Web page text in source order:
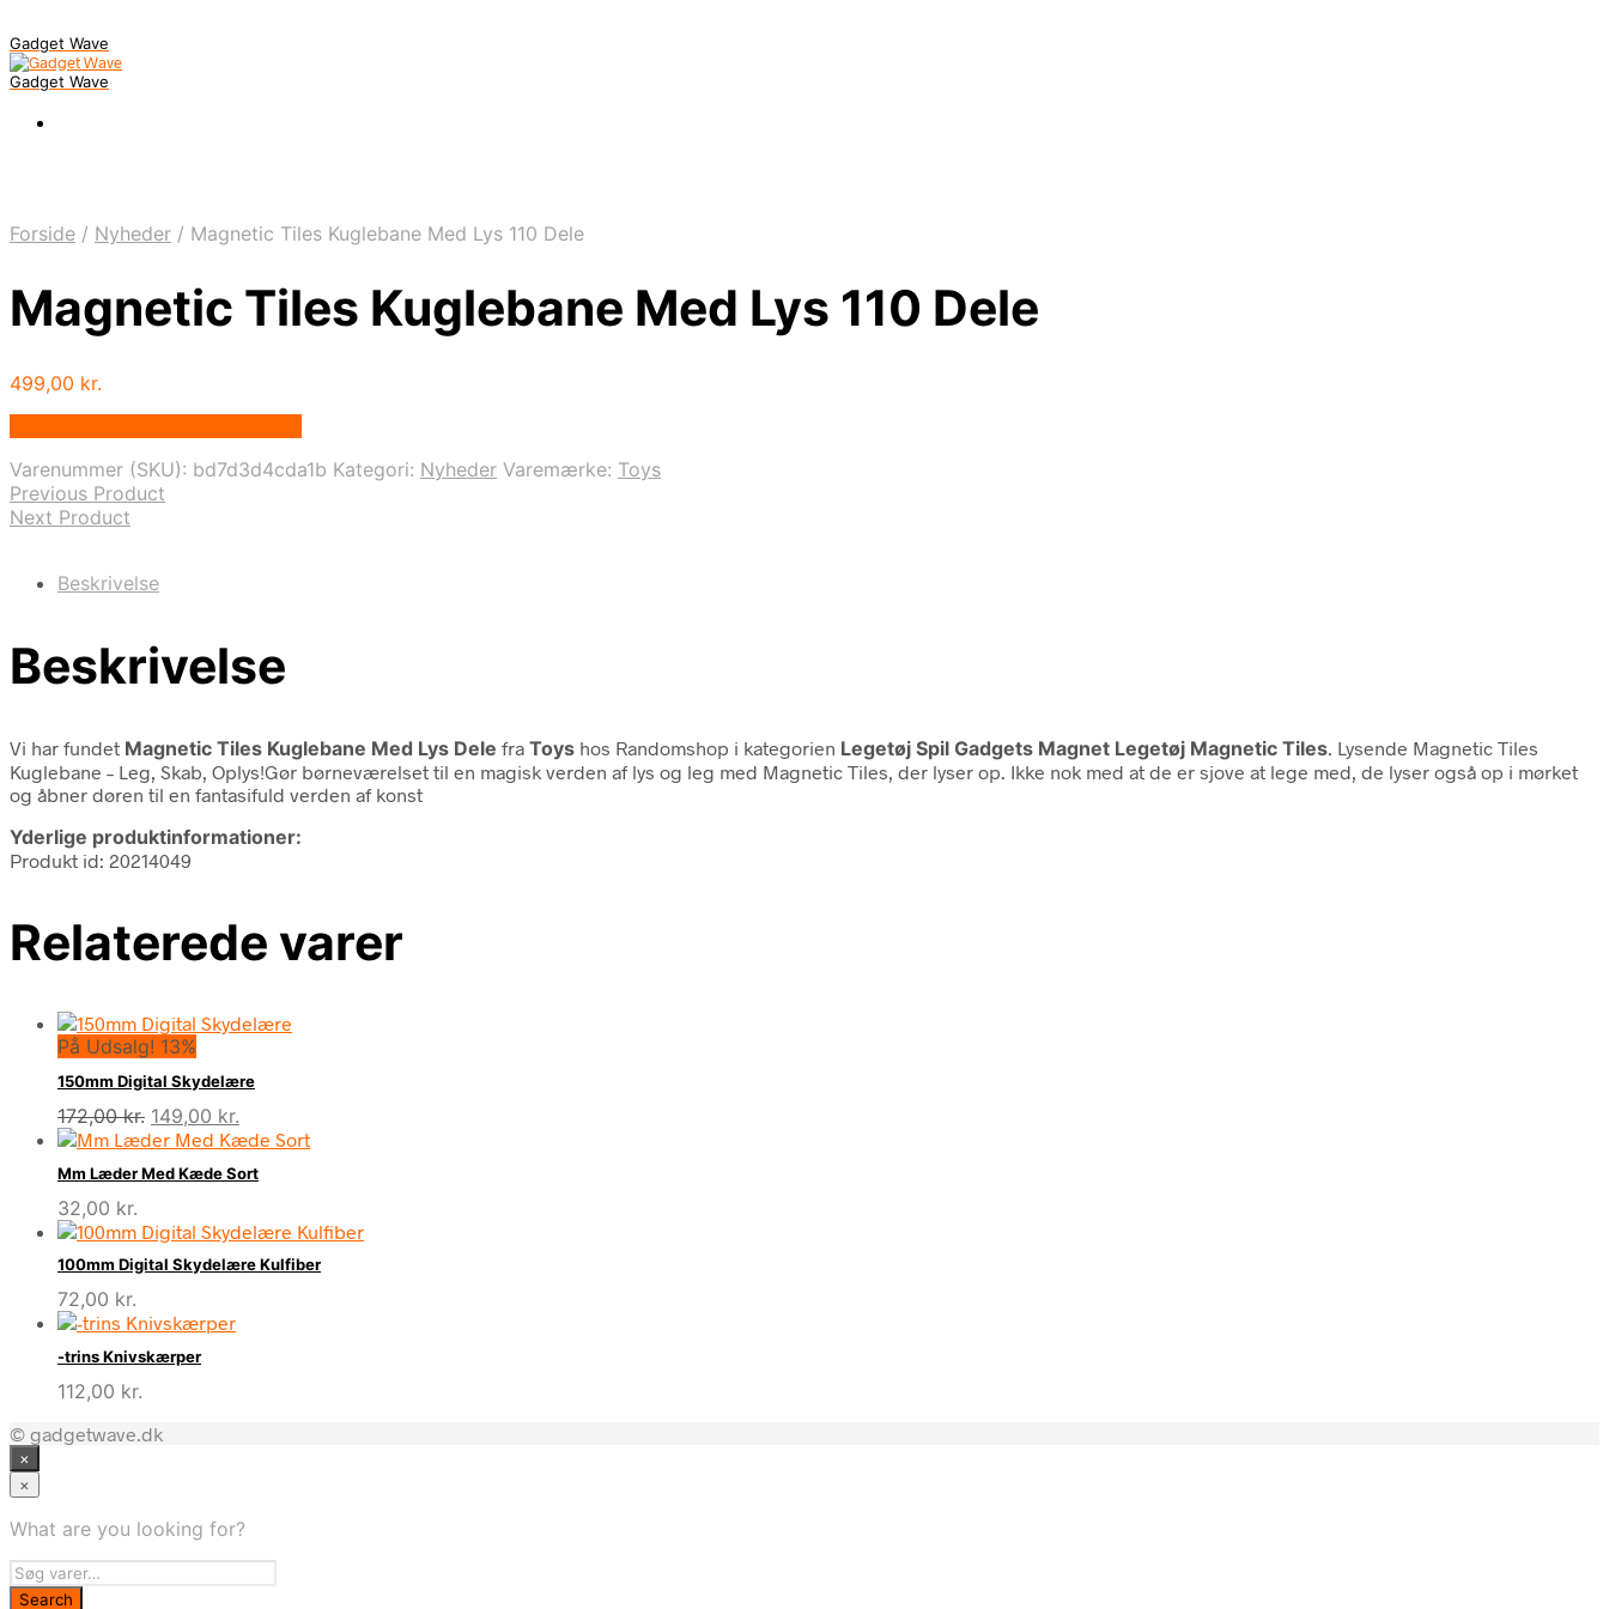
Gadget Wave
Gadget Wave
Forside / Nyheder / Magnetic Tiles Kuglebane Med Lys 110 Dele
Magnetic Tiles Kuglebane Med Lys 110 Dele
499,00 kr.
Varenummer (SKU): bd7d3d4cda1b Kategori: Nyheder Varemærke: Toys
Previous Product
Next Product
Beskrivelse
Beskrivelse
Vi har fundet Magnetic Tiles Kuglebane Med Lys Dele fra Toys hos Randomshop i kategorien Legetøj Spil Gadgets Magnet Legetøj Magnetic Tiles . Lysende Magnetic Tiles
Kuglebane – Leg, Skab, Oplys!Gør børneværelset til en magisk verden af lys og leg med Magnetic Tiles, der lyser op. Ikke nok med at de er sjove at lege med, de lyser også op i mørket
og åbner døren til en fantasifuld verden af konst
Yderlige produktinformationer:
Produkt id: 20214049
Relaterede varer
På Udsalg! 13%
150mm Digital Skydelære
172,00kr. Den
oprindelige
pris
var:
149,00 kr.
aktuelle
pris
er:
Mm Læder Med Kæde Sort
32,00 kr.
100mm Digital Skydelære Kulfiber
72,00 kr.
-trins Knivskærper
112,00 kr.
© gadgetwave.dk
×
×
What are you looking for?